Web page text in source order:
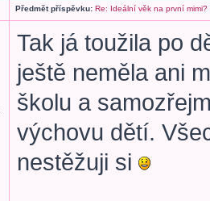
Předmět příspěvku: Re: Ideální věk na první mimi?
Tak já toužila po
ještě neměla ani
školu a
výchovu dětí.
nestěžuji si